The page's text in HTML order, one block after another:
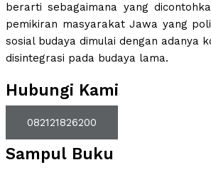
berarti sebagaimana yang
pemikiran masyarakat Jawa yang
sosial budaya dimulai dengan adanya
disintegrasi pada budaya lama.
Hubungi Kami
082121826200
Sampul Buku